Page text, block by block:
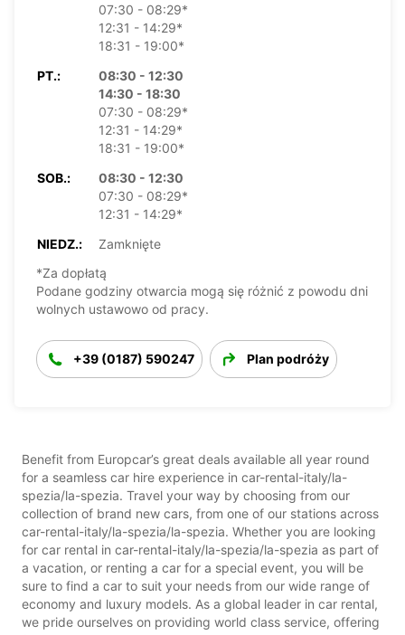
07:30 - 08:29*
12:31 - 14:29*
18:31 - 19:00*
PT.:
08:30 - 12:30
14:30 - 18:30
07:30 - 08:29*
12:31 - 14:29*
18:31 - 19:00*
SOB.:
08:30 - 12:30
07:30 - 08:29*
12:31 - 14:29*
NIEDZ.:
Zamknięte
*Za dopłatą
Podane godziny otwarcia mogą się różnić z powodu dni
wolnych ustawowo od pracy.
+39 (0187) 590247 Plan podróży
Benefit from Europcar’s great deals available all year round
for a seamless car hire experience in car-rental-italy/la-
spezia/la-spezia. Travel your way by choosing from our
collection of brand new cars, from one of our stations across
car-rental-italy/la-spezia/la-spezia. Whether you are looking
for car rental in car-rental-italy/la-spezia/la-spezia as part of
a vacation, or renting a car for a special event, you will be
sure to find a car to suit your needs from our wide range of
economy and luxury models. As a global leader in car rental,
we pride ourselves on providing world class service, offering